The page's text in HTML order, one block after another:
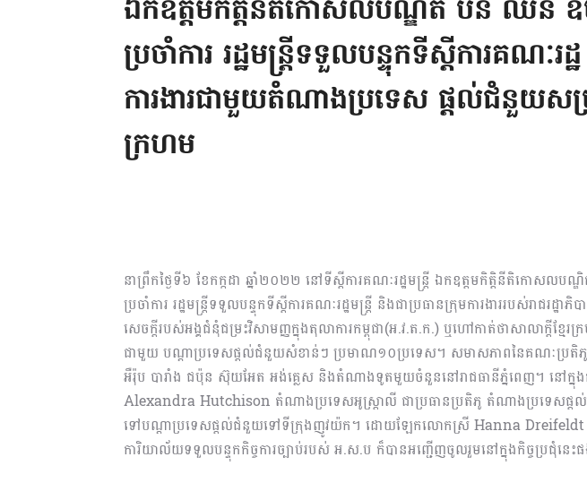
ឯកឧត្តមកិត្តិនីតិកោសលបណ្ឌិត ប៊ិន ឈិន ឧប
ប្រចាំការ រដ្ឋមន្ត្រីទទួលបន្ទុកទីស្តីការគណៈរដ្
ការងារជាមួយតំណាងប្រទេស ផ្តល់ជំនួយសម្រ
ក្រហម
នាព្រឹកថ្ងៃទី៦ ខែកក្កដា ឆ្នាំ២០២២ នៅទីស្តីការគណៈរដ្ឋមន្ត្រី ឯកឧត្តមកិត្តិនីតិកោសលប
ប្រចាំការ រដ្ឋមន្ត្រីទទួលបន្ទុកទីស្តីការគណៈរដ្ឋមន្ត្រី និងជាប្រធានក្រុមការងាររបស់រាជរដ្ឋ
សេចក្តីរបស់អង្គជំនុំជម្រះវិសាមញ្ញក្នុងតុលាការកម្ពុជា(អ.វ.ត.ក.) ឬហៅកាត់ថាសាលាក្តីខ្មែរ
ជាមួយ បណ្តាប្រទេសផ្តល់ជំនួយសំខាន់ៗ ប្រមាណ១០ប្រទេស។ សមាសភាពនៃគណៈប្រតិភូ
អឺរ៉ុប បារាំង ជប៉ុន ស៊ុយអែត អង់គ្លេស និងតំណាងទូតមួយចំនួននៅរាជធានីភ្នំពេញ។ នៅក្
Alexandra Hutchison តំណាងប្រទេសអូស្ត្រាលី ជាប្រធានប្រតិភូ តំណាងប្រទេសផ្តល់
ទៅបណ្តាប្រទេសផ្តល់ជំនួយទៅទីក្រុងញូវយ៉ក។ ដោយឡែកលោកស្រី Hanna Dreifeldt គឺ
ការិយាល័យទទួលបន្ទុកកិច្ចការច្បាប់របស់ អ.ស.ប ក៏បានអញ្ជើញចូលរួមនៅក្នុងកិច្ចប្រជុំនេះ